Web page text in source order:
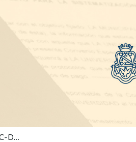
RHCD-2025-479-UNC-DEC#FCA